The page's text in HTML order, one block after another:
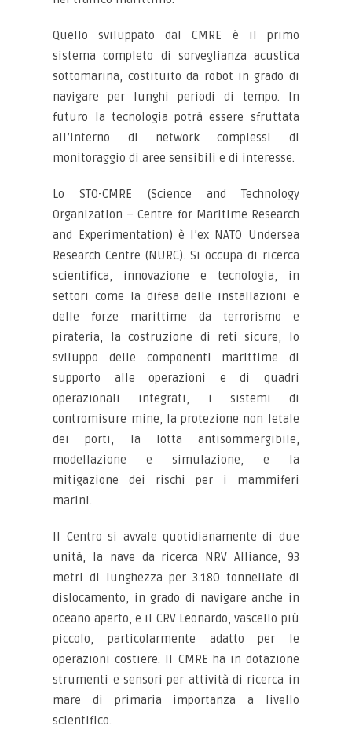
Quello sviluppato dal CMRE è il primo
sistema completo di sorveglianza acustica
sottomarina, costituito da robot in grado di
navigare per lunghi periodi di tempo. In
futuro la tecnologia potrà essere sfruttata
all’interno di network complessi di
monitoraggio di aree sensibili e di interesse.
Lo STO-CMRE (Science and Technology
Organization – Centre for Maritime Research
and Experimentation) è l’ex NATO Undersea
Research Centre (NURC). Si occupa di ricerca
scientifica, innovazione e tecnologia, in
settori come la difesa delle installazioni e
delle forze marittime da terrorismo e
pirateria, la costruzione di reti sicure, lo
sviluppo delle componenti marittime di
supporto alle operazioni e di quadri
operazionali integrati, i sistemi di
contromisure mine, la protezione non letale
dei porti, la lotta antisommergibile,
modellazione e simulazione, e la
mitigazione dei rischi per i mammiferi
marini.
Il Centro si avvale quotidianamente di due
unità, la nave da ricerca NRV Alliance, 93
metri di lunghezza per 3.180 tonnellate di
dislocamento, in grado di navigare anche in
oceano aperto, e il CRV Leonardo, vascello più
piccolo, particolarmente adatto per le
operazioni costiere. Il CMRE ha in dotazione
strumenti e sensori per attività di ricerca in
mare di primaria importanza a livello
scientifico.